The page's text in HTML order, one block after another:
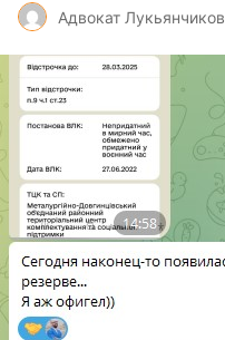
Адвокат Лукьянчиков